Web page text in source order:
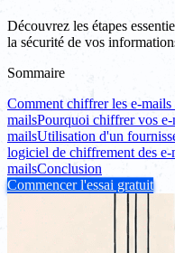
Découvrez les étapes
la sécurité de vos
Sommaire
Comment chiffrer les e-mails
mailsPourquoi chiffrer vos e-
mailsUtilisation d'un
logiciel de chiffrement des e-
mailsConclusion
Commencer l'essai gratuit